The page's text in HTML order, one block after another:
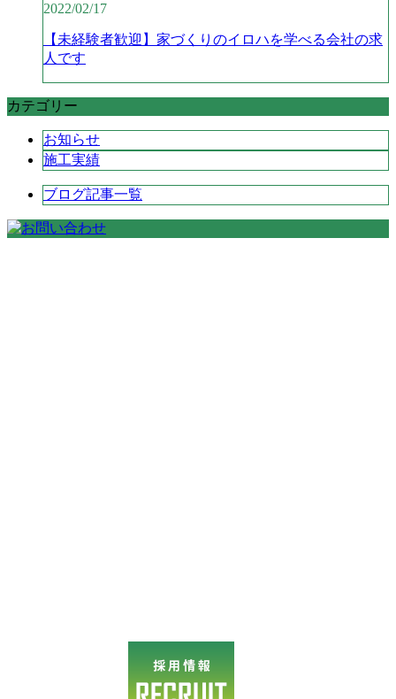
2022/02/17
【未経験者歓迎】家づくりのイロハを学べる会社の求
人です
カテゴリー
お知らせ
施工実績
ブログ記事一覧